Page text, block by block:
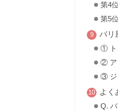
第4
第5
バリ
① ト
② ア
③ ジ
よく
Q.